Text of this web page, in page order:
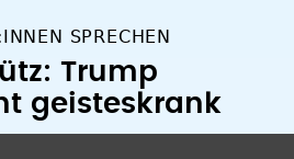
SPRECHEN
Trump
geisteskrank